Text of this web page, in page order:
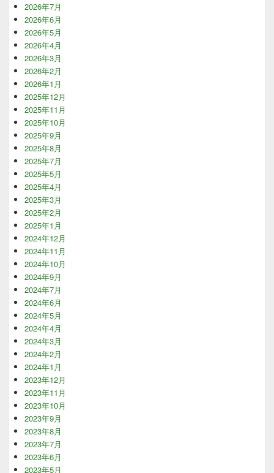
2026年7月
2026年6月
2026年5月
2026年4月
2026年3月
2026年2月
2026年1月
2025年12月
2025年11月
2025年10月
2025年9月
2025年8月
2025年7月
2025年5月
2025年4月
2025年3月
2025年2月
2025年1月
2024年12月
2024年11月
2024年10月
2024年9月
2024年7月
2024年6月
2024年5月
2024年4月
2024年3月
2024年2月
2024年1月
2023年12月
2023年11月
2023年10月
2023年9月
2023年8月
2023年7月
2023年6月
2023年5月